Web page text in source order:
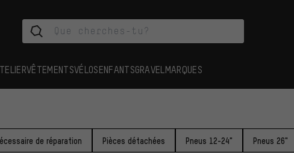
VÊTEMENTSVÉLOSENFANTSGRAVEL MARQUES
de réparation Pièces détachées Pneus 12-24" Pneus 26"